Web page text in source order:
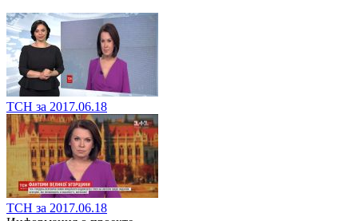
ТСН за 2017.06.18
ТСН за 2017.06.18